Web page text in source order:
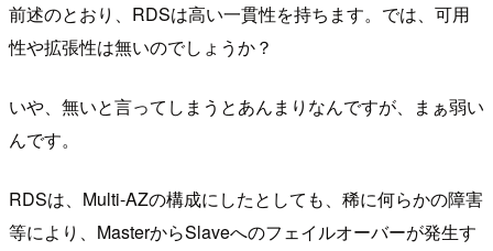
前述のとおり、RDSは高い一貫性を持ちます。では、可用
性や拡張性は無いのでしょうか？
いや、無いと言ってしまうとあんまりなんですが、まぁ弱い
んです。
RDSは、Multi-AZの構成にしたとしても、稀に何らかの障害
等により、MasterからSlaveへのフェイルオーバーが発生す